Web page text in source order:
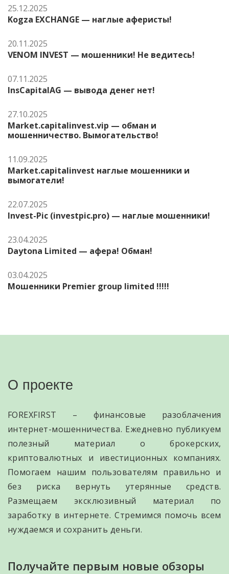
25.12.2025
Kogza EXCHANGE — наглые аферисты!
20.11.2025
VENOM INVEST — мошенники! Не ведитесь!
07.11.2025
InsCapitalAG — вывода денег нет!
27.10.2025
Market.capitalinvest.vip — обман и
мошенничество. Вымогательство!
11.09.2025
Market.capitalinvest наглые мошенники и
вымогатели!
22.07.2025
Invest-Pic (investpic.pro) — наглые мошенники!
23.04.2025
Daytona Limited — афера! Обман!
03.04.2025
Мошенники Premier group limited !!!!!
О проекте
FOREXFIRST – финансовые разоблачения
интернет-мошенничества. Ежедневно публикуем
полезный материал о брокерских,
криптовалютных и ивестиционных компаниях.
Помогаем нашим пользователям правильно и
без риска вернуть утерянные средств.
Размещаем эксклюзивный материал по
заработку в интернете. Стремимся помочь всем
нуждаемся и сохранить деньги.
Получайте первым новые обзоры